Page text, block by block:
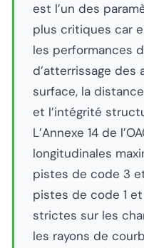
est l’un des
plus critiques car
les performances
d’atterrissage des
surface, la
et l’intégrité
L’Annexe 14 de
longitudinales
pistes de code 3
pistes de code 1
strictes sur les
les rayons de